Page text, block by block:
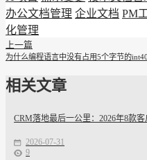
办公文档管理 企业文档 PM
化管理
上一篇
为什么编程语言中没有占用5个字节的int40
相关文章
CRM落地最后一公里：2026年8款
2026-07-31
9